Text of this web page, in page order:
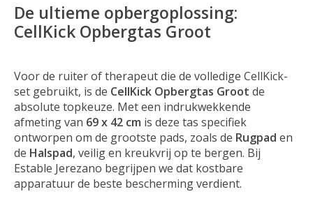
De ultieme opbergoplossing:
CellKick Opbergtas Groot
Voor de ruiter of therapeut die de volledige CellKick-
set gebruikt, is de CellKick Opbergtas Groot de
absolute topkeuze. Met een indrukwekkende
afmeting van 69 x 42 cm is deze tas specifiek
ontworpen om de grootste pads, zoals de Rugpad en
de Halspad, veilig en kreukvrij op te bergen. Bij
Estable Jerezano begrijpen we dat kostbare
apparatuur de beste bescherming verdient.